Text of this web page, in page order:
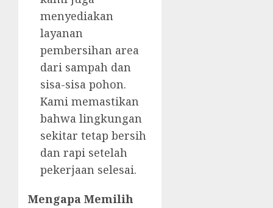
menyediakan
layanan
pembersihan area
dari sampah dan
sisa-sisa pohon.
Kami memastikan
bahwa lingkungan
sekitar tetap bersih
dan rapi setelah
pekerjaan selesai.
Mengapa Memilih